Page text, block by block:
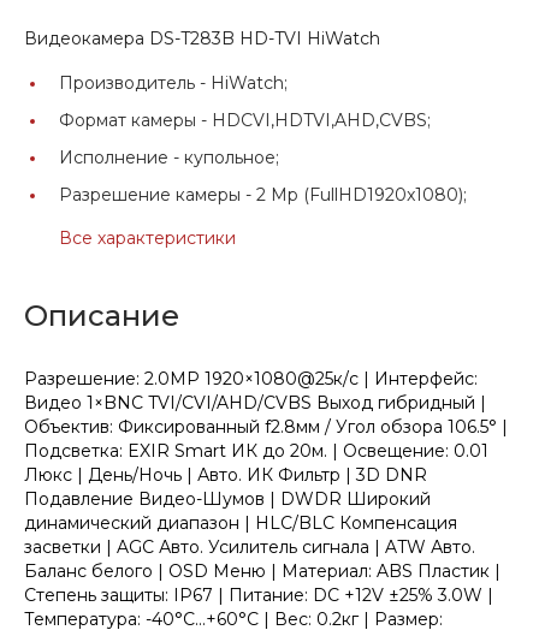
Видеокамера DS-T283B HD-TVI HiWatch
Производитель - HiWatch;
Формат камеры - HDCVI,HDTVI,AHD,CVBS;
Исполнение - купольное;
Разрешение камеры - 2 Mp (FullHD1920x1080);
Все характеристики
Описание
Разрешение: 2.0MP 1920×1080@25к/с | Интерфейс:
Видео 1×BNC TVI/CVI/AHD/CVBS Выход гибридный |
Объектив: Фиксированный f2.8мм / Угол обзора 106.5° |
Подсветка: EXIR Smart ИК до 20м. | Освещение: 0.01
Люкс | День/Ночь | Авто. ИК Фильтр | 3D DNR
Подавление Видео-Шумов | DWDR Широкий
динамический диапазон | HLC/BLC Компенсация
засветки | AGC Авто. Усилитель сигнала | ATW Авто.
Баланс белого | OSD Меню | Материал: ABS Пластик |
Степень защиты: IP67 | Питание: DC +12V ±25% 3.0W |
Температура: -40°C...+60°C | Вес: 0.2кг | Размер: